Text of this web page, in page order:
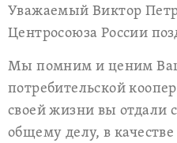
Уважаемый Виктор
Центросоюза России
Мы помним и ценим
потребительской
своей жизни вы
общему делу, в